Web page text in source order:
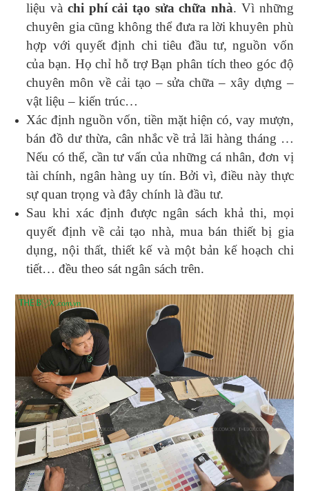
liệu và chi phí cải tạo sửa chữa nhà. Vì những
chuyên gia cũng không thể đưa ra lời khuyên phù
hợp với quyết định chi tiêu đầu tư, nguồn vốn
của bạn. Họ chỉ hỗ trợ Bạn phân tích theo góc độ
chuyên môn về cải tạo – sửa chữa – xây dựng –
vật liệu – kiến trúc…
Xác định nguồn vốn, tiền mặt hiện có, vay mượn,
bán đồ dư thừa, cân nhắc về trả lãi hàng tháng …
Nếu có thể, cần tư vấn của những cá nhân, đơn vị
tài chính, ngân hàng uy tín. Bởi vì, điều này thực
sự quan trọng và đây chính là đầu tư.
Sau khi xác định được ngân sách khả thi, mọi
quyết định về cải tạo nhà, mua bán thiết bị gia
dụng, nội thất, thiết kế và một bản kế hoạch chi
tiết… đều theo sát ngân sách trên.